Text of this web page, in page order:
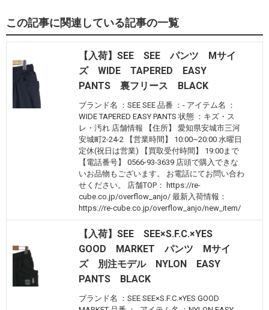
この記事に関連している記事の一覧
【入荷】SEE SEE パンツ Mサイ
ズ WIDE TAPERED EASY
PANTS 裏フリース BLACK
ブランド名 ：SEE SEE 品番 ：- アイテム名 ：
WIDE TAPERED EASY PANTS 状態 ：キズ・ス
レ・汚れ 店舗情報 【住所】 愛知県安城市三河
安城町2-24-2 【営業時間】 10:00~20:00 水曜日
定休(祝日は営業) 【買取受付時間】 19:00まで
【電話番号】 0566-93-3639 店頭で購入できな
いお品物もございます。 お電話にてお問い合わ
せください。 店舗TOP： https://re-
cube.co.jp/overflow_anjo/ 最新入荷情報：
https://re-cube.co.jp/overflow_anjo/new_item/
【入荷】SEE SEE×S.F.C.×YES
GOOD MARKET パンツ Mサイ
ズ 別注モデル NYLON EASY
PANTS BLACK
ブランド名 ：SEE SEE×S.F.C.×YES GOOD